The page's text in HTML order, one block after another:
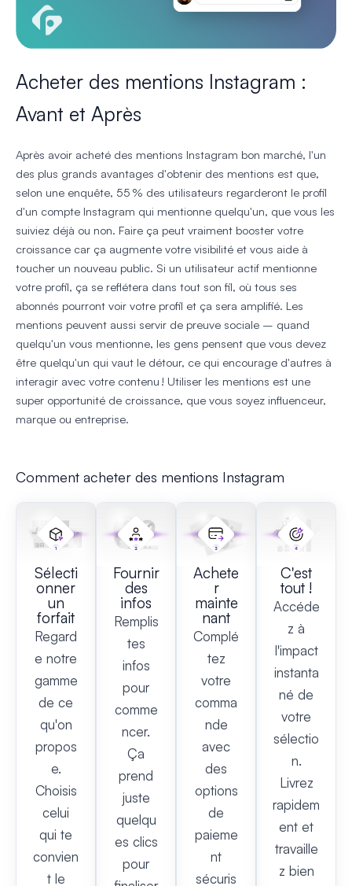
Acheter des mentions Instagram :
Avant et Après
Après avoir acheté des mentions Instagram bon marché, l'un
des plus grands avantages d'obtenir des mentions est que,
selon une enquête, 55 % des utilisateurs regarderont le profil
d'un compte Instagram qui mentionne quelqu'un, que vous les
suiviez déjà ou non. Faire ça peut vraiment booster votre
croissance car ça augmente votre visibilité et vous aide à
toucher un nouveau public. Si un utilisateur actif mentionne
votre profil, ça se reflétera dans tout son fil, où tous ses
abonnés pourront voir votre profil et ça sera amplifié. Les
mentions peuvent aussi servir de preuve sociale – quand
quelqu'un vous mentionne, les gens pensent que vous devez
être quelqu'un qui vaut le détour, ce qui encourage d'autres à
interagir avec votre contenu ! Utiliser les mentions est une
super opportunité de croissance, que vous soyez influenceur,
marque ou entreprise.
Comment acheter des mentions Instagram
Sélecti
onner
un
forfait
Regard
e notre
gamme
de ce
qu'on
propos
e.
Choisis
celui
qui te
convien
t le
Fournir
des
infos
Remplis
tes
infos
pour
comme
ncer.
Ça
prend
juste
quelqu
es clics
pour
Achete
r
mainte
nant
Complé
tez
votre
comma
nde
avec
des
options
de
paieme
nt
sécuris
C'est
tout !
Accéde
z à
l'impact
instanta
né de
votre
sélectio
n.
Livrez
rapidem
ent et
travaille
z bien